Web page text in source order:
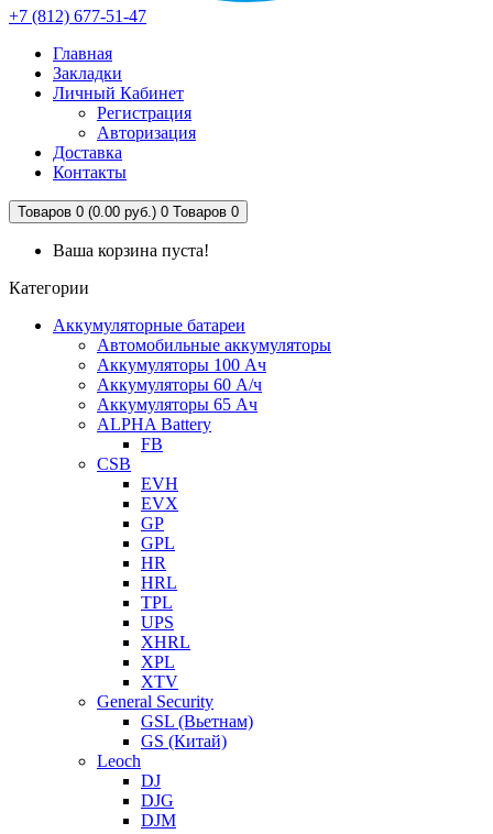
+7 (812) 677-51-47
Главная
Закладки
Личный Кабинет
Регистрация
Авторизация
Доставка
Контакты
Товаров 0 (0.00 руб.) 0 Товаров 0
Ваша корзина пуста!
Категории
Аккумуляторные батареи
Автомобильные аккумуляторы
Аккумуляторы 100 Ач
Аккумуляторы 60 А/ч
Аккумуляторы 65 Ач
ALPHA Battery
FB
CSB
EVH
EVX
GP
GPL
HR
HRL
TPL
UPS
XHRL
XPL
XTV
General Security
GSL (Вьетнам)
GS (Китай)
Leoch
DJ
DJG
DJM